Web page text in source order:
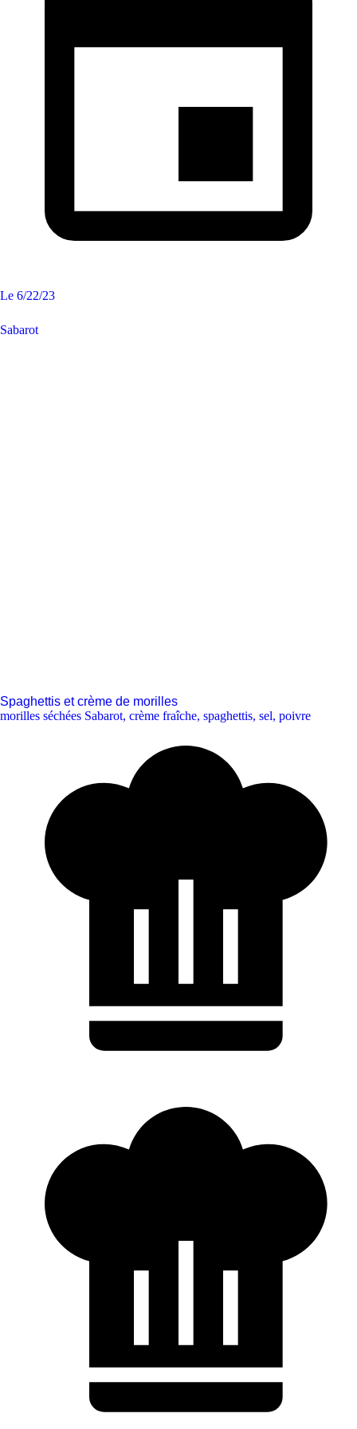
Le 6/22/23
Sabarot
Spaghettis et crème de morilles
morilles séchées Sabarot, crème fraîche, spaghettis, sel, poivre